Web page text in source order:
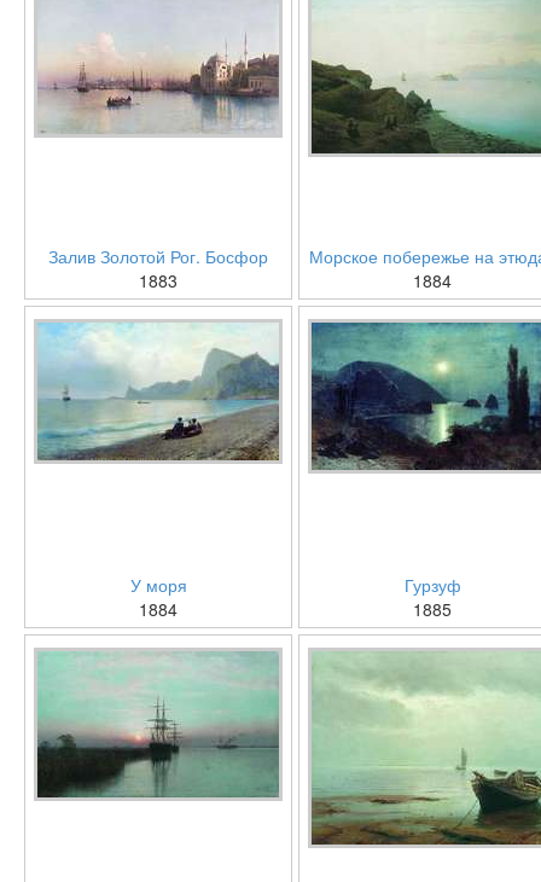
Залив Золотой Рог. Босфор
1883
Морское побережье на
1884
У моря
1884
Гурзуф
1885